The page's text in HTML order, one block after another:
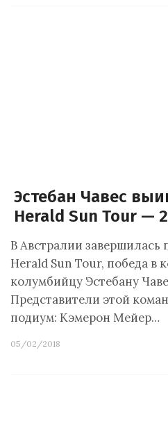
Эстебан Чавес
Herald Sun Tour —
В Австралии завершилась
Herald Sun Tour, победа в
колумбийцу Эстебану
Представители этой
подиум: Кэмерон Мейер…
05/02/2018